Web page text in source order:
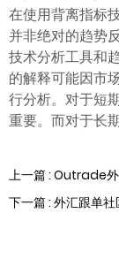
在使用背离指标
并非绝对的趋势
技术分析工具和
的解释可能因市
行分析。对于短
重要。而对于长
上一篇 : Outrade
下一篇 : 外汇跟单